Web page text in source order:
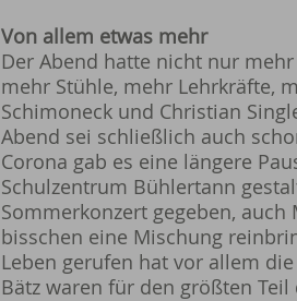
Von allem etwas mehr
Der Abend hatte nicht nur
mehr Stühle, mehr Lehrkräfte,
Schimoneck und Christian
Abend sei schließlich auch
Corona gab es eine längere
Schulzentrum Bühlertann
Sommerkonzert gegeben,
bisschen eine Mischung
Leben gerufen hat vor allem
Bätz waren für den größten